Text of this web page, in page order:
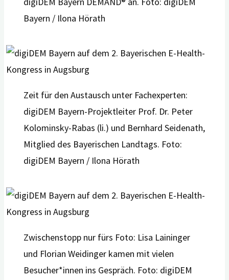
Bayern / Ilona Hörath
Zeit für den Austausch unter Fachexperten:
digiDEM Bayern-Projektleiter Prof. Dr. Peter
Kolominsky-Rabas (li.) und Bernhard Seidenath,
Mitglied des Bayerischen Landtags. Foto:
digiDEM Bayern / Ilona Hörath
Zwischenstopp nur fürs Foto: Lisa Laininger
und Florian Weidinger kamen mit vielen
Besucher*innen ins Gespräch. Foto: digiDEM